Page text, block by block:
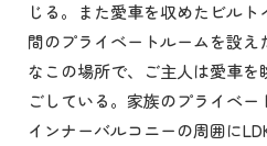
じる。また愛車を収めたビル
間のプライベートルームを設え
なこの場所で、ご主人は愛車
ごしている。家族のプライベー
インナーバルコニーの周囲に